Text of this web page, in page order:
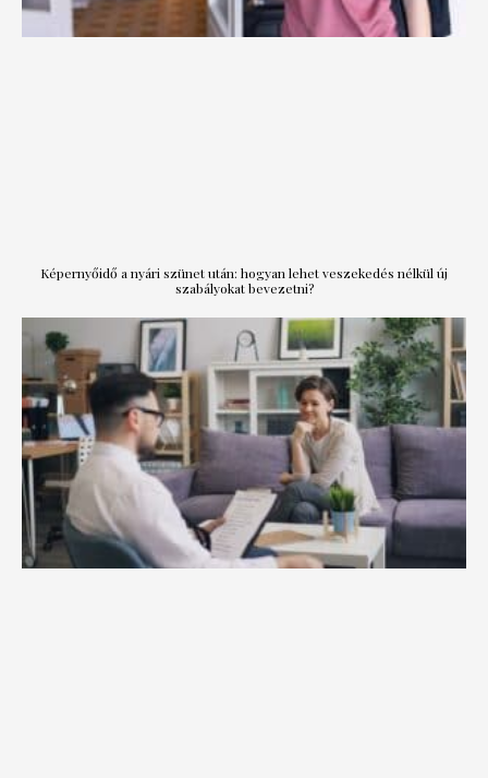
Képernyőidő a nyári szünet után: hogyan lehet veszekedés nélkül új
szabályokat bevezetni?